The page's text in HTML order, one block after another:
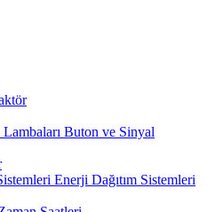
Buton ve Sinyal
Enerji Dağıtım Sistemleri